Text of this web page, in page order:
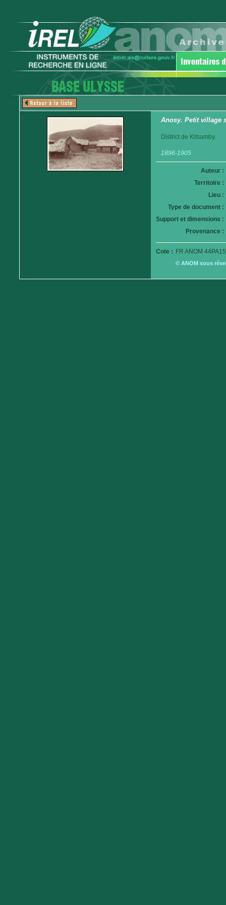
Anosy. Petit village
District de Kitsamby.
1896-1905
Auteur :
Territoire :
Lieu :
Type de document :
Support et dimensions :
Provenance :
Cote : FR ANOM
© ANOM sous